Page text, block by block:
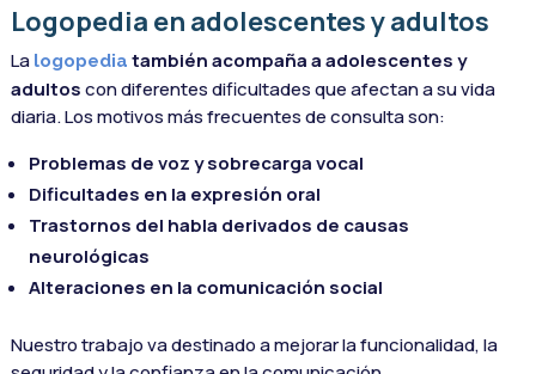
Logopedia en adolescentes y adultos
La logopedia también acompaña a adolescentes y
adultoscon diferentes dificultades que afectan a su vida
diaria. Los motivos más frecuentes de consulta son:
Problemas de voz y sobrecarga vocal
Dificultades en la expresión oral
Trastornos del habla derivados de causas
neurológicas
Alteraciones en la comunicación social
Nuestro trabajo va destinado a mejorar la funcionalidad, la